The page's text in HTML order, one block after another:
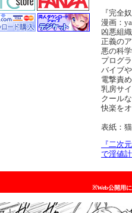
『完全
漫画：
凶悪組
正義の
悪の科
プログ
バイブ
電撃責
乳房サ
クール
快楽を
表紙：
『二次
で淫値
※Web公開用